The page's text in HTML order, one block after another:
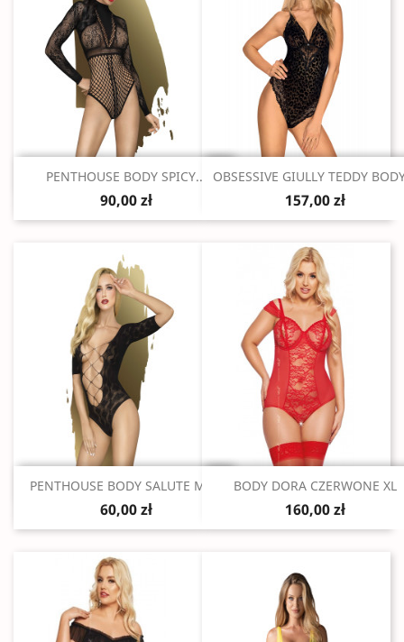
Szybki podgląd
PENTHOUSE BODY SPICY...
90,00 zł
Szybki podgląd
OBSESSIVE GIULLY TEDDY
157,00 zł
Szybki podgląd
PENTHOUSE BODY SALUTE ME...
60,00 zł
 Szybki podgląd
BODY DORA CZERWONE XL
160,00 zł